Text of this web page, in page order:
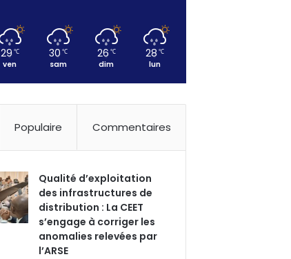
29 ℃
ven
30 ℃
sam
26 ℃
dim
28 ℃
lun
Populaire Commentaires
Qualité d’exploitation
des infrastructures de
distribution : La CEET
s’engage à corriger les
anomalies relevées par
l’ARSE